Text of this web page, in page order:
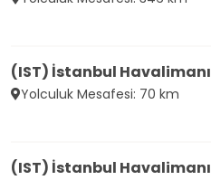
(IST) İstanbul Havalimanı
Yolculuk Mesafesi: 70 km
(IST) İstanbul Havalimanı